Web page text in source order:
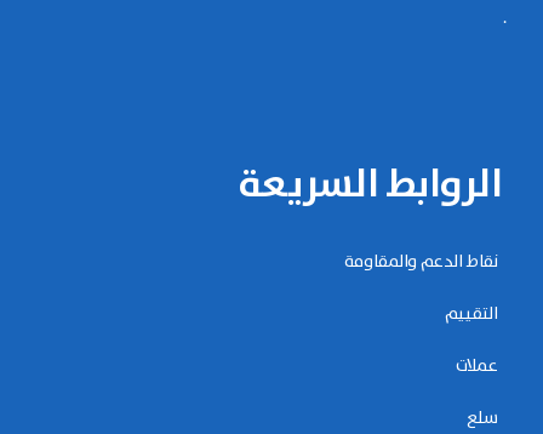
.
الروابط السريعة
نقاط الدعم والمقاومة
التقييم
عملات
سلع